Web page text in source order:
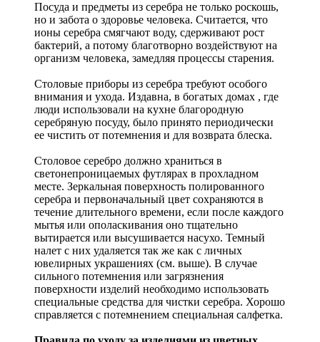
Посуда и предметы из серебра не только роскошь,
но и забота о здоровье человека. Считается, что
ионы серебра смягчают воду, сдерживают рост
бактерий, а потому благотворно воздействуют на
организм человека, замедляя процессы старения.
Столовые приборы из серебра требуют особого
внимания и ухода. Издавна, в богатых домах , где
люди использовали на кухне благородную
серебряную посуду, было принято периодически
ее чистить от потемнения и для возврата блеска.
Столовое серебро должно храниться в
светонепроницаемых футлярах в прохладном
месте. Зеркальная поверхность полированного
серебра и первоначальный цвет сохраняются в
течение длительного времени, если после каждого
мытья или ополаскивания оно тщательно
вытирается или высушивается насухо. Темный
налет с них удаляется так же как с личных
ювелирных украшениях (см. выше). В случае
сильного потемнения или загрязнения
поверхности изделий необходимо использовать
специальные средства для чистки серебра. Хорошо
справляется с потемнением специальная салфетка.